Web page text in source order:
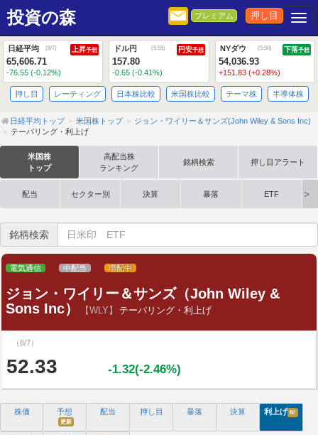
投資の森 プレミアム 押し目
日経平均 (8/7) 上昇予想
65,606.71
-76.55 (-0.12%)
ドル円 (5:55) 円安予想
157.80
-0.65 (-0.41%)
NYダウ (5:50) 下落予想
54,036.93
+151.83 (+0.28%)
押し目 レーティング 日本株比較 米国株比較 テーマ株 半導体株
日経平均トップ 米国株トップ
ジョン・ワイリー＆サンズ(John Wiley & Sons Inc)
テーパリング・利上げ
米国株
トップ
高配当株
ランキング
銘柄検索 押し目アラート
配当 セクター別 決算 暴落 ETF
銘柄検索
電気通信 中配当 増配中
ジョン・ワイリー＆サンズ（John Wiley &
Sons Inc）
【WLY】 テーパリング・利上げ
（8/7）
52.33 -1.32(-2.46%)
株価 予想
更新
配当 押し目 暴落 決算 利上げ N!